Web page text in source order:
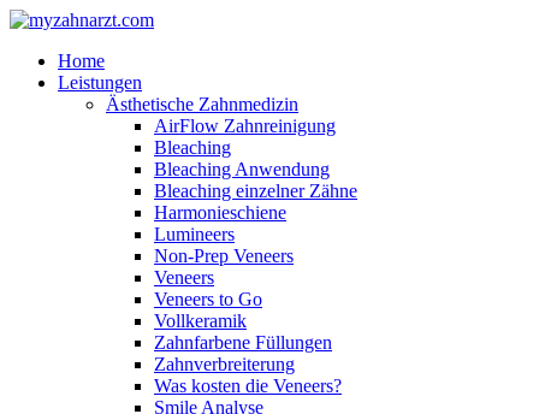
Home
Leistungen
Ästhetische Zahnmedizin
AirFlow Zahnreinigung
Bleaching
Bleaching Anwendung
Bleaching einzelner Zähne
Harmonieschiene
Lumineers
Non-Prep Veneers
Veneers
Veneers to Go
Vollkeramik
Zahnfarbene Füllungen
Zahnverbreiterung
Was kosten die Veneers?
Smile Analyse